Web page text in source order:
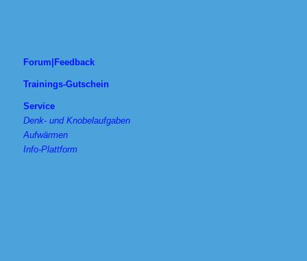
Forum|Feedback
Trainings-Gutschein
Service
Denk- und Knobelaufgaben
Aufwärmen
Info-Plattform